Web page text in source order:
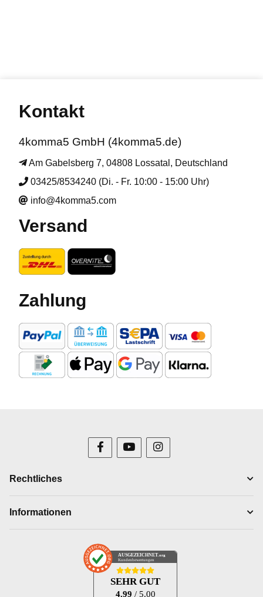
Kontakt
4komma5 GmbH (4komma5.de)
Am Gabelsberg 7, 04808 Lossatal, Deutschland
03425/8534240 (Di. - Fr. 10:00 - 15:00 Uhr)
info@4komma5.com
Versand
Zahlung
Rechtliches
Informationen
AUSGEZEICHNET .org
Kundenbewertungen
SEHR GUT
4.99 / 5.00